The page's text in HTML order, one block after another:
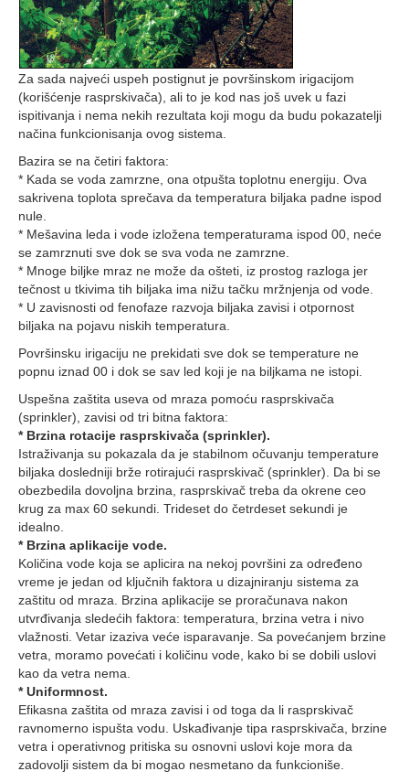
Za sada najveći uspeh postignut je površinskom irigacijom
(korišćenje rasprskivača), ali to je kod nas još uvek u fazi
ispitivanja i nema nekih rezultata koji mogu da budu pokazatelji
načina funkcionisanja ovog sistema.
Bazira se na četiri faktora:
* Kada se voda zamrzne, ona otpušta toplotnu energiju. Ova
sakrivena toplota sprečava da temperatura biljaka padne ispod
nule.
* Mešavina leda i vode izložena temperaturama ispod 00, neće
se zamrznuti sve dok se sva voda ne zamrzne.
* Mnoge biljke mraz ne može da ošteti, iz prostog razloga jer
tečnost u tkivima tih biljaka ima nižu tačku mržnjenja od vode.
* U zavisnosti od fenofaze razvoja biljaka zavisi i otpornost
biljaka na pojavu niskih temperatura.
Površinsku irigaciju ne prekidati sve dok se temperature ne
popnu iznad 00 i dok se sav led koji je na biljkama ne istopi.
Uspešna zaštita useva od mraza pomoću rasprskivača
(sprinkler), zavisi od tri bitna faktora:
* Brzina rotacije rasprskivača (sprinkler).
Istraživanja su pokazala da je stabilnom očuvanju temperature
biljaka dosledniji brže rotirajući rasprskivač (sprinkler). Da bi se
obezbedila dovoljna brzina, rasprskivač treba da okrene ceo
krug za max 60 sekundi. Trideset do četrdeset sekundi je
idealno.
* Brzina aplikacije vode.
Količina vode koja se aplicira na nekoj površini za određeno
vreme je jedan od ključnih faktora u dizajniranju sistema za
zaštitu od mraza. Brzina aplikacije se proračunava nakon
utvrđivanja sledećih faktora: temperatura, brzina vetra i nivo
vlažnosti. Vetar izaziva veće isparavanje. Sa povećanjem brzine
vetra, moramo povećati i količinu vode, kako bi se dobili uslovi
kao da vetra nema.
* Uniformnost.
Efikasna zaštita od mraza zavisi i od toga da li rasprskivač
ravnomerno ispušta vodu. Uskađivanje tipa rasprskivača, brzine
vetra i operativnog pritiska su osnovni uslovi koje mora da
zadovolji sistem da bi mogao nesmetano da funkcioniše.